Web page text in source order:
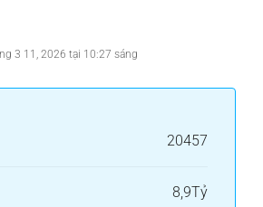
3 11, 2026 tại 10:27 sáng
20457
8,9Tỷ